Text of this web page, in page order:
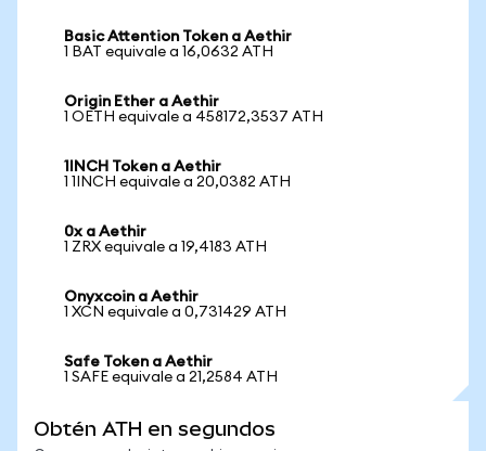
Basic Attention Token a Aethir
1 BAT equivale a 16,0632 ATH
Origin Ether a Aethir
1 OETH equivale a 458172,3537 ATH
1INCH Token a Aethir
1 1INCH equivale a 20,0382 ATH
0x a Aethir
1 ZRX equivale a 19,4183 ATH
Onyxcoin a Aethir
1 XCN equivale a 0,731429 ATH
Safe Token a Aethir
1 SAFE equivale a 21,2584 ATH
Obtén ATH en segundos